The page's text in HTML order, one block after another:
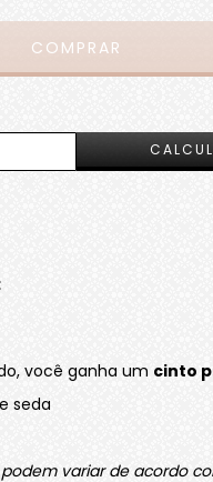
você ganha um cinto
seda
variar de acordo